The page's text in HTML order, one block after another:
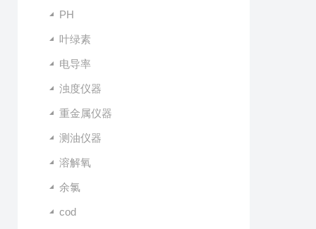
PH
叶绿素
电导率
浊度仪器
重金属仪器
测油仪器
溶解氧
余氯
cod